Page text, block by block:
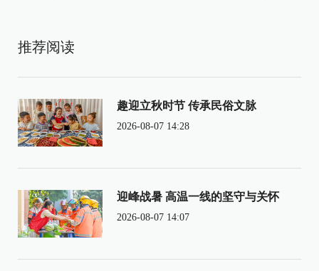
推荐阅读
趣迎立秋时节 传承民俗文脉
2026-08-07 14:28
迎峰战暑 高温一线的坚守与关怀
2026-08-07 14:07